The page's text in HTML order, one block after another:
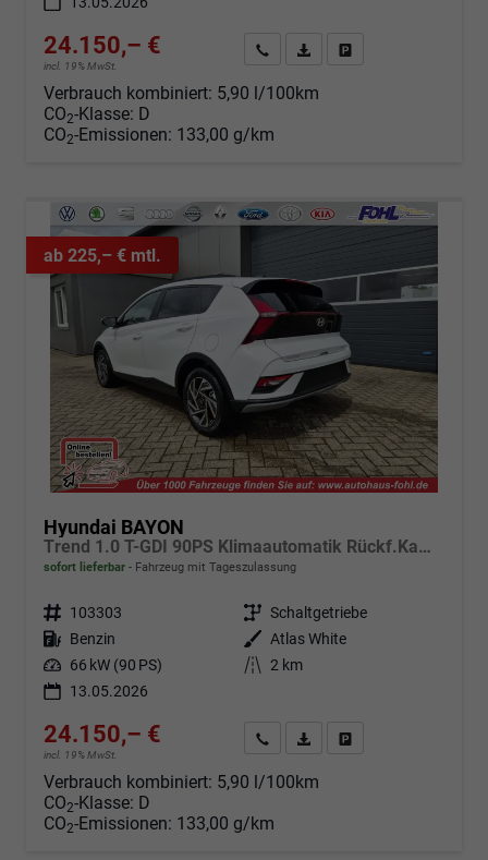
24.150,– €
incl. 19% MwSt.
Angebot anfordern
Fahrzeugexpose (PDF)
Verbrauch kombiniert: 5,90 l/100km
CO2-Klasse: D
CO2-Emissionen: 133,00 g/km
ab 225,– € mtl.
Hyundai BAYON
Trend 1.0 T-GDI 90PS Klimaautomatik Rückf.Kamera Parksensoren Sitzheizung Lenkradheizung Bluetooth Touchscreen Tempomat Apple CarPlay + Android Auto 16"LM
sofort lieferbar Fahrzeug mit Tageszulassung
Fahrzeugnr. 103303 Getriebe Schaltgetriebe
Kraftstoff Benzin Außenfarbe Atlas White
Leistung 66 kW (90 PS) Kilometerstand 2 km
13.05.2026
24.150,– €
incl. 19% MwSt.
Angebot anfordern
Fahrzeugexpose (PDF)
Verbrauch kombiniert: 5,90 l/100km
CO2-Klasse: D
CO2-Emissionen: 133,00 g/km